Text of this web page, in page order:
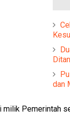
dan
milik Pemerintah